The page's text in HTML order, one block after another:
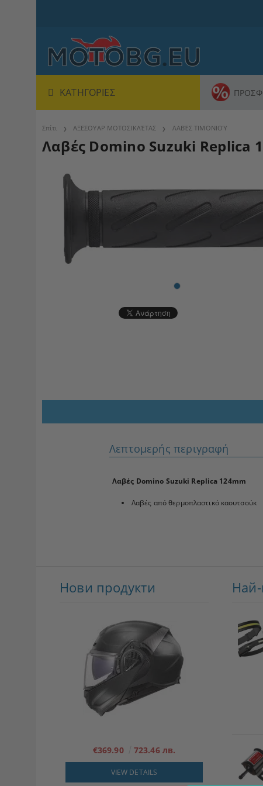
ΚΑΤΗΓΟΡΊΕΣ
Σπίτι ΑΞΕΣΟΥΑΡ ΜΟΤΟΣΙΚΛΈΤΑΣ ΛΑΒΈΣ ΤΙΜΟΝΙΟΎ
Λαβές Domino Suzuki Replica
Λεπτομερής περιγραφή
Λαβές Domino Suzuki Replica 124mm
Λαβές από θερμοπλαστικό καουτσούκ
Нови продукти
€369.90 723.46 лв.
VIEW DETAILS